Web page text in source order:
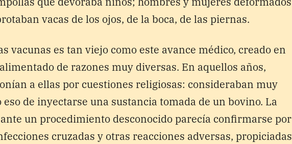
vacas de los ojos, de la boca, de las piernas.
vacunas es tan viejo como este avance médico, creado en
de razones muy diversas. En aquellos años,
a ellas por cuestiones religiosas: consideraban muy
de inyectarse una sustancia tomada de un bovino. La
un procedimiento desconocido parecía confirmarse por
cruzadas y otras reacciones adversas, propiciadas